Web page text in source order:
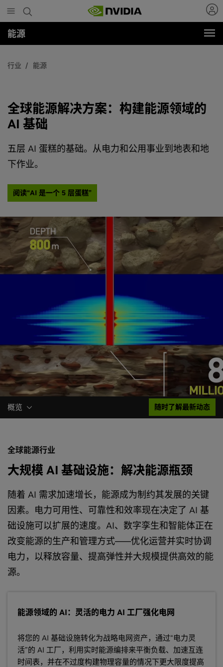
to
main
content
能源
行业 能源
全球能源解决方案：构建能源领域的
AI 基础
五层 AI 蛋糕的基础。从电力和公用事业到地表和地
下作业。
阅读“AI 是一个 5 层蛋糕”
概览 随时了解最新动态
全球能源行业
大规模 AI 基础设施：解决能源瓶颈
随着 AI 需求加速增长，能源成为制约其发展的关键
因素。电力可用性、可靠性和效率现在决定了 AI 基
础设施可以扩展的速度。AI、数字孪生和智能体正在
改变能源的生产和管理方式——优化运营并实时协调
电力，以释放容量、提高弹性并大规模提供高效的能
源。
能源领域的 AI：灵活的电力 AI 工厂强化电网
将您的 AI 基础设施转化为战略电网资产，通过“电力灵
活”的 AI 工厂，利用实时能源编排来平衡负载、加速互连
时间表，并在不过度构建物理容量的情况下更大限度提高